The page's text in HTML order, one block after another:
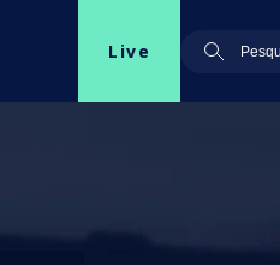
Live